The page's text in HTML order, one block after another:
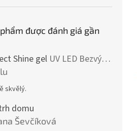
được đánh giá gần
Shine gel UV LED Bezvýpotkový lesk
giá sản phẩm là 5 trên 5 sao.
skvělý.
domu
giá sản phẩm là 5 trên 5 sao.
Ševčíková